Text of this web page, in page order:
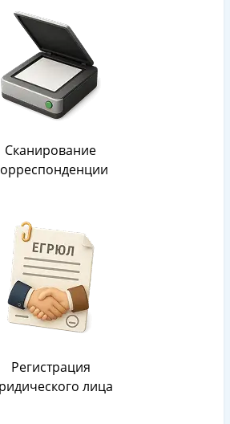
Сканирование
Регистрация
лица